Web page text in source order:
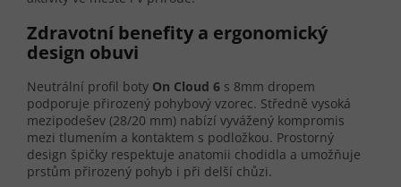
Zdravotní benefity a ergonomický
design obuvi
Neutrální profil boty On Cloud 6 s 8mm dropem
podporuje přirozený pohybový vzorec. Středně vysoká
mezipodešev (28/20 mm) nabízí vyvážený kompromis
mezi tlumením a kontaktem s podložkou. Prostorný
design špičky respektuje anatomii chodidla a umožňuje
prstům přirozený pohyb i při delší chůzi.